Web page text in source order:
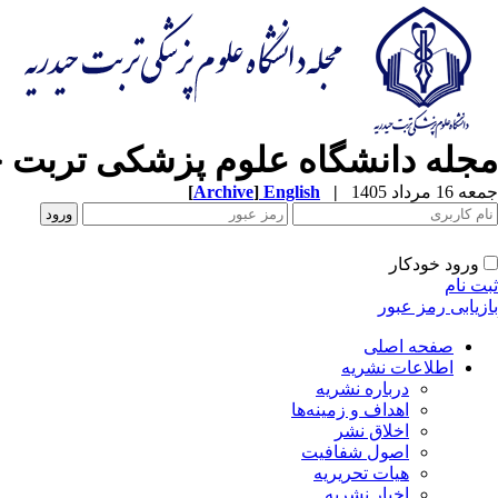
مجله دانشگاه علوم پزشکی تربت
جمعه 16 مرداد 1405 |
English
[Archive]
ورود خودکار
ثبت نام
بازیابی رمز عبور
صفحه اصلی
اطلاعات نشریه
درباره نشریه
اهداف و زمینه‌ها
اخلاق نشر
اصول شفافیت
هیات تحریریه
اخبار نشریه